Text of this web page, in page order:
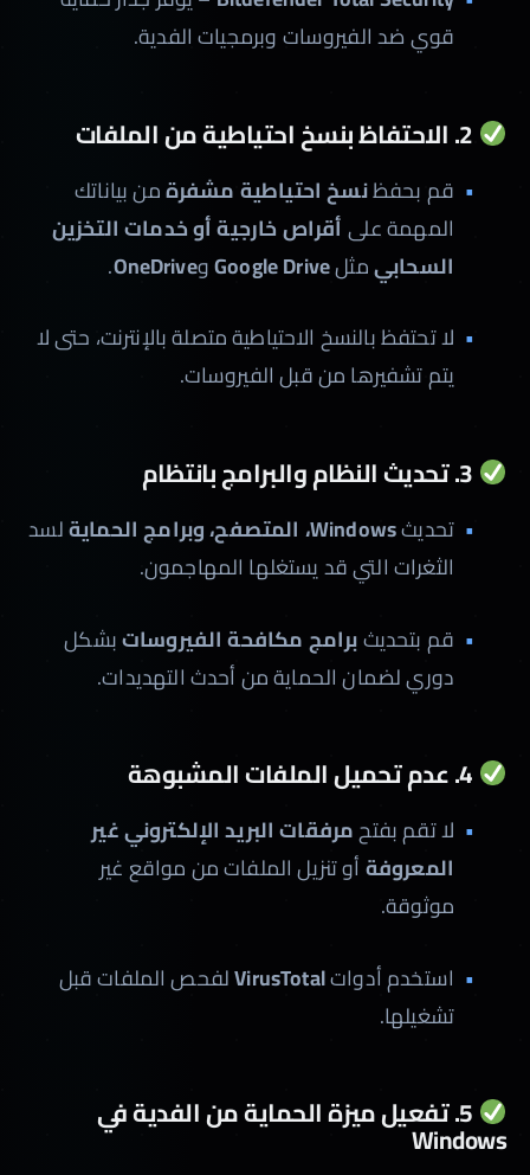
قوي ضد الفيروسات وبرمجيات الفدية.
2. الاحتفاظ بنسخ احتياطية من الملفات
قم بحفظنسخ احتياطية مشفرةمن بياناتك
المهمة علىأقراص خارجية أو خدمات التخزين
السحابيمثلGoogle DriveوOneDrive
.
لا تحتفظ بالنسخ الاحتياطية متصلة بالإنترنت، حتى لا
يتم تشفيرها من قبل الفيروسات.
3. تحديث النظام والبرامج بانتظام
تحديثWindows، المتصفح، وبرامج الحماية
لسد
الثغرات التي قد يستغلها المهاجمون.
قم بتحديثبرامج مكافحة الفيروساتبشكل
دوري لضمان الحماية من أحدث التهديدات.
4. عدم تحميل الملفات المشبوهة
لا تقم بفتحمرفقات البريد الإلكتروني غير
المعروفةأو تنزيل الملفات من مواقع غير
موثوقة.
استخدم أدواتVirusTotalلفحص الملفات قبل
تشغيلها.
5. تفعيل ميزة الحماية من الفدية في
Windows